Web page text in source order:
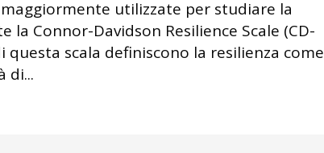
utilizzate per studiare la
la Connor-Davidson Resilience Scale (CD-
questa scala definiscono la resilienza come
di...